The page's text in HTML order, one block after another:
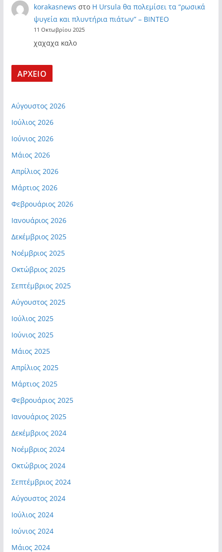
korakasnews στο Η Ursula θα πολεμίσει τα “ρωσικά
ψυγεία και πλυντήρια πιάτων” – ΒΙΝΤΕΟ
11 Οκτωβρίου 2025
χαχαχα καλο
ΑΡΧΕΙΟ
Αύγουστος 2026
Ιούλιος 2026
Ιούνιος 2026
Μάιος 2026
Απρίλιος 2026
Μάρτιος 2026
Φεβρουάριος 2026
Ιανουάριος 2026
Δεκέμβριος 2025
Νοέμβριος 2025
Οκτώβριος 2025
Σεπτέμβριος 2025
Αύγουστος 2025
Ιούλιος 2025
Ιούνιος 2025
Μάιος 2025
Απρίλιος 2025
Μάρτιος 2025
Φεβρουάριος 2025
Ιανουάριος 2025
Δεκέμβριος 2024
Νοέμβριος 2024
Οκτώβριος 2024
Σεπτέμβριος 2024
Αύγουστος 2024
Ιούλιος 2024
Ιούνιος 2024
Μάιος 2024